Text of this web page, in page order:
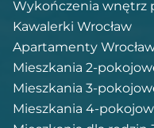
Wykończenia wnętrz
Kawalerki Wrocław
Apartamenty
Mieszkania 2-
Mieszkania 3-
Mieszkania 4-